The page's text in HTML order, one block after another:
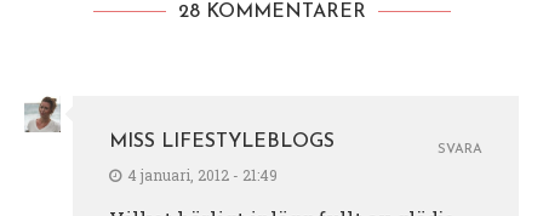
28 KOMMENTARER
MISS LIFESTYLEBLOGS
4 januari, 2012 - 21:49
SVARA